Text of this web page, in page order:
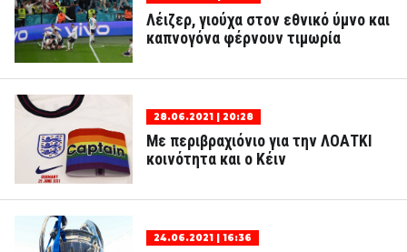
Λέιζερ, γιούχα στον εθνικό ύμνο και
καπνογόνα φέρνουν τιμωρία
28.06.2021 | 20:28
Με περιβραχιόνιο για την ΛΟΑΤΚΙ
κοινότητα και ο Κέιν
24.06.2021 | 16:36